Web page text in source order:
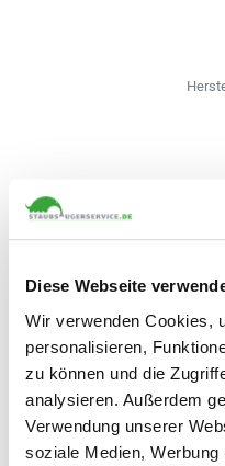
Diese Webseite
Wir verwenden Cookies,
personalisieren,
zu können und die
analysieren. Außerdem
Verwendung unserer
soziale Medien,
Kunden, die diesen
auch
Kunden die sich diesen Artikel
Artikel.